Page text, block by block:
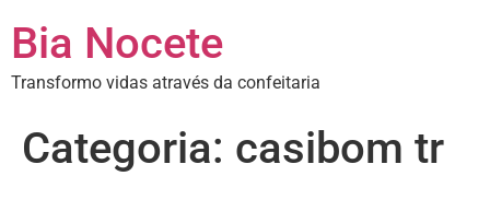
Bia Nocete
Transformo vidas através da confeitaria
Categoria: casibom tr